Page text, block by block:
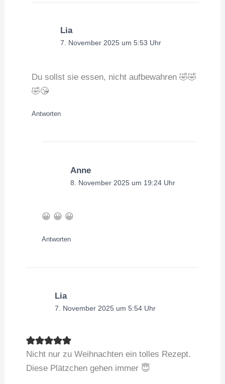
Lia
7. November 2025 um 5:53 Uhr
Du sollst sie essen, nicht aufbewahren 🤣🤣
🤣😘
Antworten
Anne
8. November 2025 um 19:24 Uhr
😀 😀 😀
Antworten
Lia
7. November 2025 um 5:54 Uhr
Nicht nur zu Weihnachten ein tolles Rezept.
Diese Plätzchen gehen immer 😇